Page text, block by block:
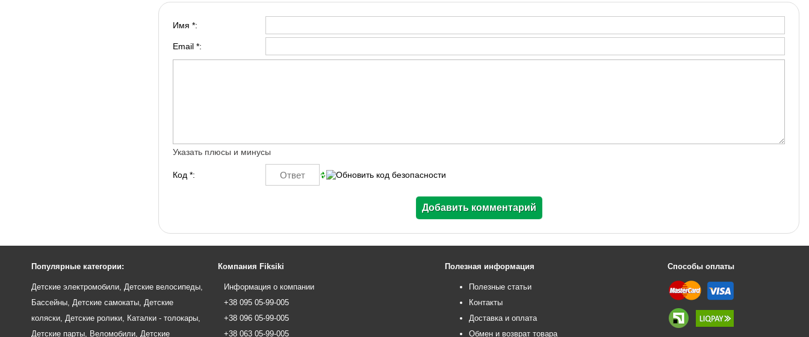
Имя *:
Email *:
Указать плюсы и минусы
Код *:
Популярные категории:
Детские электромобили Детские велосипеды
Бассейны Детские самокаты Детские
коляски Детские ролики Каталки - толокары
Детские парты Веломобили Детские
Компания Fiksiki
Информация о компании
+38 095 05-99-005
+38 096 05-99-005
+38 063 05-99-005
Полезная информация
Полезные статьи
Контакты
Доставка и оплата
Обмен и возврат товара
Способы оплаты